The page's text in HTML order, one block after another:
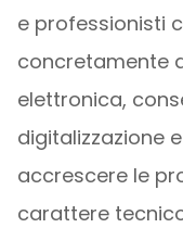
e professionisti
concretamente
elettronica,
digitalizzazione
accrescere le
carattere